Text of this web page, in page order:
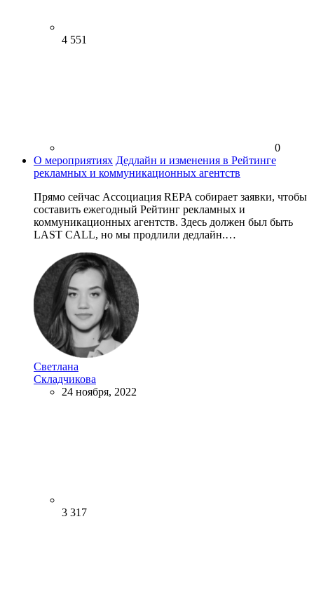
4 551
0
О мероприятиях Дедлайн и изменения в Рейтинге
рекламных и коммуникационных агентств
Прямо сейчас Ассоциация REPA собирает заявки, чтобы
составить ежегодный Рейтинг рекламных и
коммуникационных агентств. Здесь должен был быть
LAST CALL, но мы продлили дедлайн.…
Светлана
Складчикова
24 ноября, 2022
3 317